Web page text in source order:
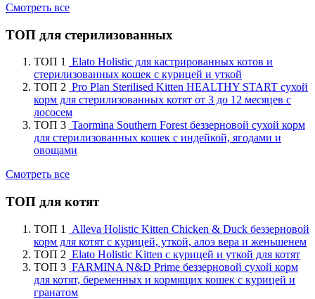
Смотреть все
ТОП для стерилизованных
ТОП 1 Elato Holistic для кастрированных котов и
стерилизованных кошек с курицей и уткой
ТОП 2 Pro Plan Sterilised Kitten HEALTHY START сухой
корм для стерилизованных котят от 3 до 12 месяцев с
лососем
ТОП 3 Taormina Southern Forest беззерновой сухой корм
для стерилизованных кошек с индейкой, ягодами и
овощами
Смотреть все
ТОП для котят
ТОП 1
Alleva Holistic Kitten Chicken & Duck беззерновой
корм для котят с курицей, уткой, алоэ вера и женьшенем
ТОП 2 Elato Holistic Kitten с курицей и уткой для котят
ТОП 3 FARMINA N&D Prime беззерновой сухой корм
для котят, беременных и кормящих кошек с курицей и
гранатом